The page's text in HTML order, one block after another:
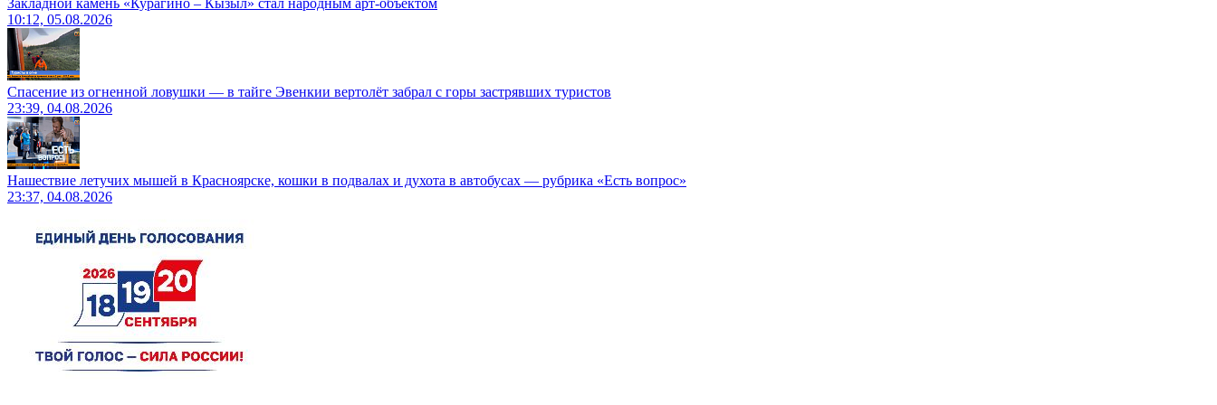
10:12, 05.08.2026
Спасение из огненной ловушки — в тайге Эвенкии вертолёт забрал с горы застрявших туристов
23:39, 04.08.2026
Нашествие летучих мышей в Красноярске, кошки в подвалах и духота в автобусах — рубрика «Есть вопрос»
23:37, 04.08.2026